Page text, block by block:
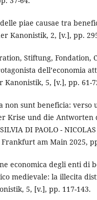
piae causae tra
Kanonistik, 2, [v.], pp.
Stiftung, Fondation,
dell’economia
5, [v.], pp. 61-
non sunt beneficia:
Krise und die Antworten
DI PAOLO -
Frankfurt am Main 2025,
economica degli enti di
medievale: la illecita
5, [v.], pp. 117-143.